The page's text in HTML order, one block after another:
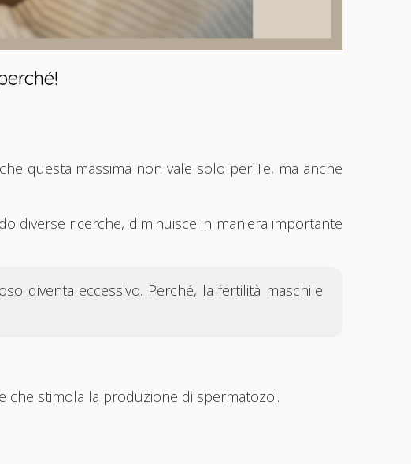
questa massima non vale solo per Te, ma anche
diverse ricerche, diminuisce in maniera importante
diventa eccessivo. Perché, la fertilità maschile
che stimola la produzione di spermatozoi.